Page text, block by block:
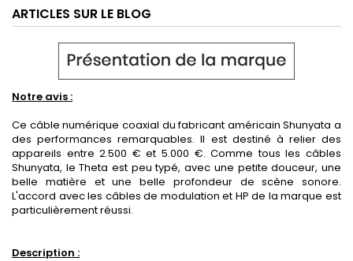
ARTICLES SUR LE BLOG
Notre avis :
Ce câble numérique coaxial du fabricant américain Shunyata a
des performances remarquables. Il est destiné à relier des
appareils entre 2.500 € et 5.000 €. Comme tous les câbles
Shunyata, le Theta est peu typé, avec une petite douceur, une
belle matière et une belle profondeur de scène sonore.
L'accord avec les câbles de modulation et HP de la marque est
particulièrement réussi.
Description :